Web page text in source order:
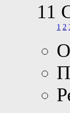
11
1 2